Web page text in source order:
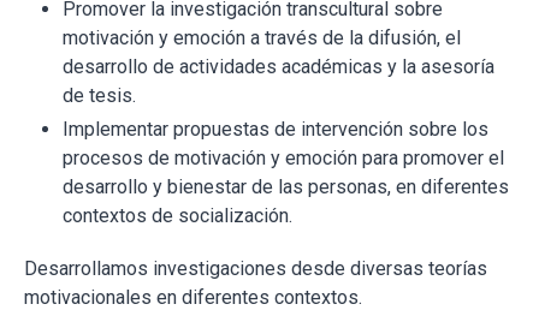
Promover la investigación transcultural sobre
motivación y emoción a través de la difusión, el
desarrollo de actividades académicas y la asesoría
de tesis.
Implementar propuestas de intervención sobre los
procesos de motivación y emoción para promover el
desarrollo y bienestar de las personas, en diferentes
contextos de socialización.
Desarrollamos investigaciones desde diversas teorías
motivacionales en diferentes contextos.